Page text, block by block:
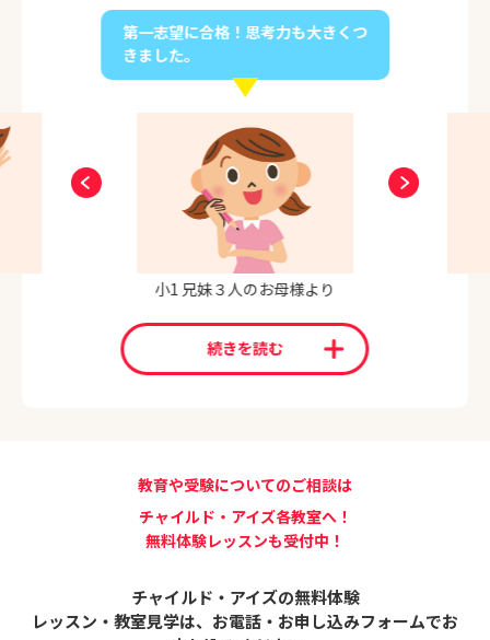
第一志望に合格！思考力も大きくつ
きました。
小1 兄妹３人のお母様より
続きを読む
教育や受験についてのご相談は
チャイルド・アイズ各教室へ！
無料体験レッスンも受付中！
チャイルド・アイズの無料体験
レッスン・教室見学は、 お電話・お申し込みフォームでお